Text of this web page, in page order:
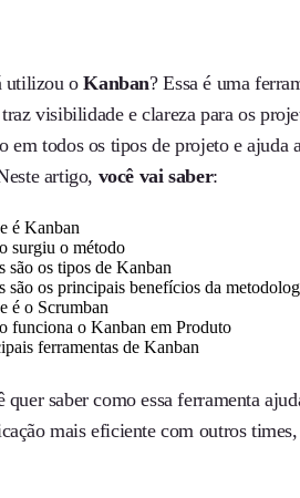
utilizou oKanban? Essa é uma
visibilidade e clareza para os
em todos os tipos de projeto e ajuda
artigo, você vai saber:
é Kanban
surgiu o método
são os tipos de Kanban
são os principais benefícios da
é o Scrumban
funciona o Kanban em Produto
ferramentas de Kanban
quer saber como essa ferramenta
mais eficiente com outros